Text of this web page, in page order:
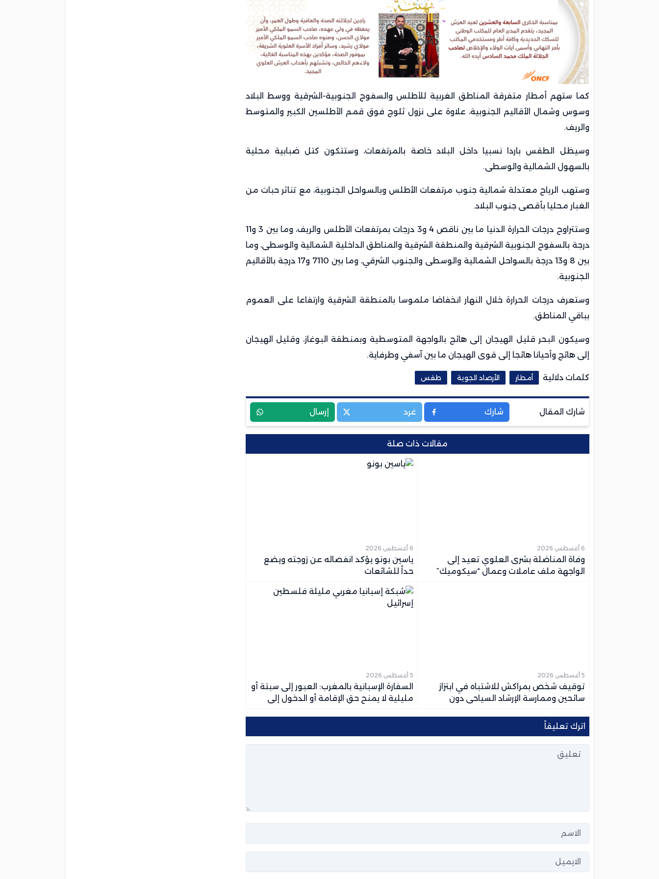
كما ستهم أمطار متفرقة المناطق الغربية للأطلس والسفوح الجنوبية-الشرقية ووسط البلاد
وسوس وشمال الأقاليم الجنوبية، علاوة على نزول ثلوج فوق قمم الأطلسين الكبير والمتوسط
والريف.
وسيظل الطقس باردا نسبيا داخل البلاد خاصة بالمرتفعات، وستتكون كتل ضبابية محلية
بالسهول الشمالية والوسطى.
وستهب الرياح معتدلة شمالية جنوب مرتفعات الأطلس وبالسواحل الجنوبية، مع تناثر حبات من
الغبار محليا بأقصى جنوب البلاد.
وستتراوح درجات الحرارة
الدنيا ما بين ناقص 4 و3 درجات بمرتفعات الأطلس والريف، وما بين 3 و11
درجة بالسفوح الجنوبية الشرقية والمنطقة الشرقية والمناطق الداخلية الشمالية والوسطى، وما
بين 8 و13 درجة بالسواحل الشمالية والوسطى والجنوب الشرقي، وما بين 7110 و17 درجة بالأقاليم
الجنوبية.
وستعرف درجات الحرارة خلال النهار انخفاضا ملموسا بالمنطقة الشرقية وارتفاعا على العموم
بباقي المناطق.
وسيكون البحر قليل الهيجان إلى هائج بالواجهة المتوسطية وبمنطقة البوغاز، وقليل الهيجان
إلى هائج وأحيانا هائجا إلى قوى الهيجان ما بين آسفي وطرفاية.
كلمات دلالية أمطار الأرصاد الجوية طقس
شارك المقال شارك غرد إرسال
مقالات ذات صلة
6 أغسطس 2026
وفاة المناضلة بشرى العلوي تعيد إلى
الواجهة ملف عاملات وعمال “سيكوميك”
6 أغسطس 2026
ياسين بونو يؤكد انفصاله عن زوجته ويضع
حداً للشائعات
5 أغسطس 2026
توقيف شخص بمراكش للاشتباه في ابتزاز
سائحين وممارسة الإرشاد السياحي دون
5 أغسطس 2026
السفارة الإسبانية بالمغرب: العبور إلى سبتة أو
مليلية لا يمنح حق الإقامة أو الدخول إلى
اترك تعليقاً